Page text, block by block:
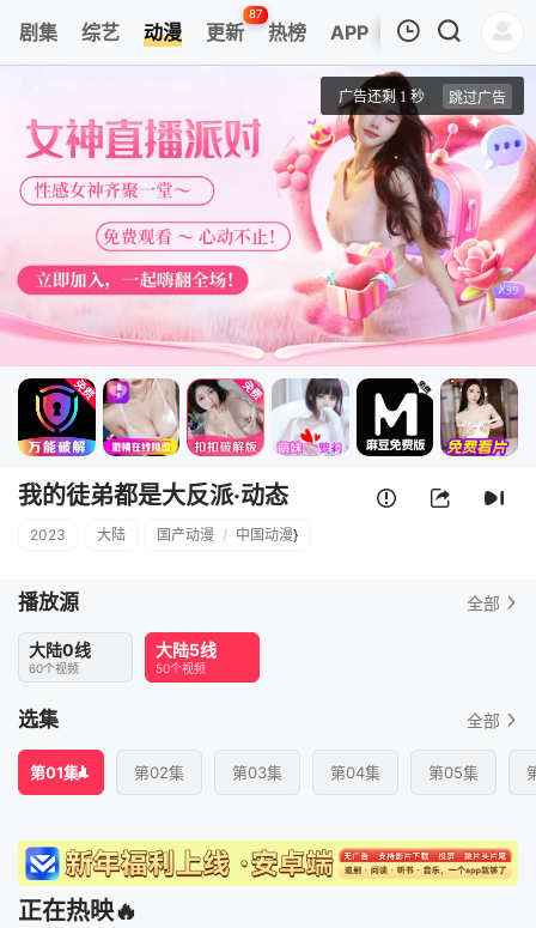
剧集 综艺 动漫 更新
87
热榜 APP
第01集
我的徒弟都是大反派·动态漫
我的徒弟都是大反派·动态
2023 大陆 国产动漫 / 中国动漫}
播放源 全部
大陆0线
60个视频
大陆5线
50个视频
选集 全部
第01集 第02集 第03集 第04集 第05集
正在热映🔥